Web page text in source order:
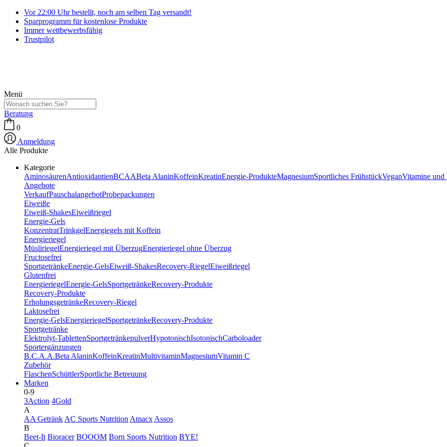
Vor 22:00 Uhr bestellt, noch am selben Tag versandt!
Sparprogramm für kostenlose Produkte
Immer wettbewerbsfähig
Trustpilot
Menü
Beratung
0
Anmeldung
Alle Produkte
Kategorie
AminosäurenAntioxidantienBCAABeta AlaninKoffeinKreatinEnergie-ProdukteMagnesiumSportliches FrühstückVeganVitamine und
Angebote
VerkaufPauschalangebotProbepackungen
Eiweiße
Eiweiß-ShakesEiweißriegel
Energie-Gels
KonzentratTrinkgelEnergiegels mit Koffein
Energieriegel
MüsliriegelEnergieriegel mit ÜberzugEnergieriegel ohne Überzug
Fructosefrei
SportgetränkeEnergie-GelsEiweiß-ShakesRecovery-RiegelEiweißriegel
Glutenfrei
EnergieriegelEnergie-GelsSportgetränkeRecovery-Produkte
Recovery-Produkte
ErholungsgetränkeRecovery-Riegel
Laktosefrei
Energie-GelsEnergieriegelSportgetränkeRecovery-Produkte
Sportgetränke
Elektrolyt-TablettenSportgetränkepulverHypotonischIsotonischCarboloader
Sportergänzungen
B.C.A.A.Beta AlaninKoffeinKreatinMultivitaminMagnesiumVitamin C
Zubehör
FlaschenSchüttlerSportliche Betreuung
Marken
0-9
3Action 4Gold
A
AA Getränk AC Sports Nutrition Amacx Assos
B
Beet-It Bioracer BOOOM Born Sports Nutrition BYE!